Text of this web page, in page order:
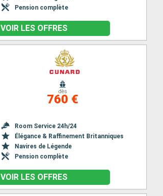
Pension complète
VOIR LES OFFRES
dès
760 €
Room Service 24h/24
Élégance & Raffinement Britanniques
Navires de Légende
Pension complète
VOIR LES OFFRES